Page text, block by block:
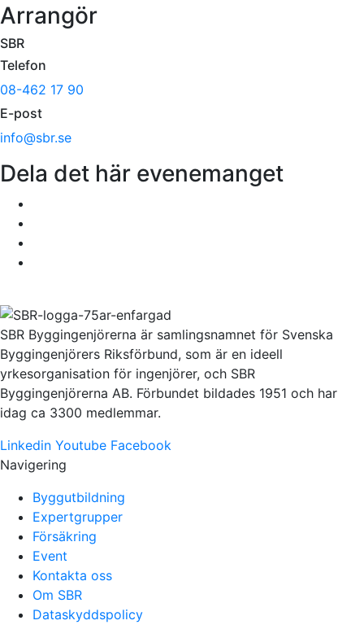
Arrangör
SBR
Telefon
08-462 17 90
E-post
info@sbr.se
Dela det här evenemanget
SBR Byggingenjörerna är samlingsnamnet för Svenska
Byggingenjörers Riksförbund, som är en ideell
yrkesorganisation för ingenjörer, och SBR
Byggingenjörerna AB. Förbundet bildades 1951 och har
idag ca 3300 medlemmar.
Linkedin Youtube Facebook
Navigering
Byggutbildning
Expertgrupper
Försäkring
Event
Kontakta oss
Om SBR
Dataskyddspolicy